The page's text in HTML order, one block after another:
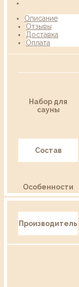
Описание
Отзывы
Доставка
Оплата
Набор для
сауны
Состав
Особенности
Производитель